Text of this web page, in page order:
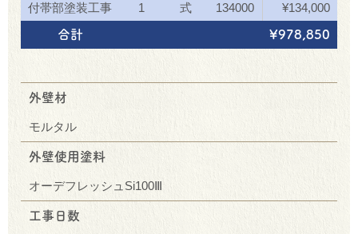
付帯部塗装工事
1 式 134000 ¥134,000
合計 ¥978,850
外壁材
モルタル
外壁使用塗料
オーデフレッシュSi100Ⅲ
工事日数